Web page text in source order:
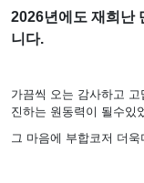
2026년에도 재희난
니다.
가끔씩 오는 감사하고
진하는 원동력이 될수있
그 마음에 부합코저 더